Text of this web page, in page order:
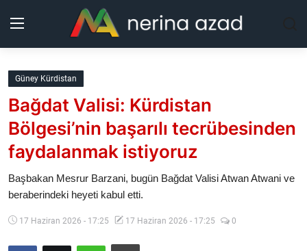
Kurdistan
Bölgeler
Yaşam
Güncel
Analiz
Makaleler
Güney Kürdistan
Bağdat Valisi: Kürdistan
Bölgesi’nin başarılı tecrübesinden
faydalanmak istiyoruz
Başbakan Mesrur Barzani, bugün Bağdat Valisi Atwan Atwani ve
beraberindeki heyeti kabul etti.
17 Haziran 2026 - 17:25 17 Haziran 2026 - 17:25 0